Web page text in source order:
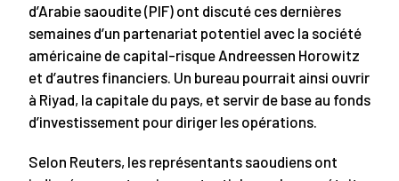
d’Arabie saoudite (PIF) ont discuté ces dernières
semaines d’un partenariat potentiel avec la société
américaine de capital-risque Andreessen Horowitz
et d’autres financiers. Un bureau pourrait ainsi ouvrir
à Riyad, la capitale du pays, et servir de base au fonds
d’investissement pour diriger les opérations.
Selon Reuters, les représentants saoudiens ont